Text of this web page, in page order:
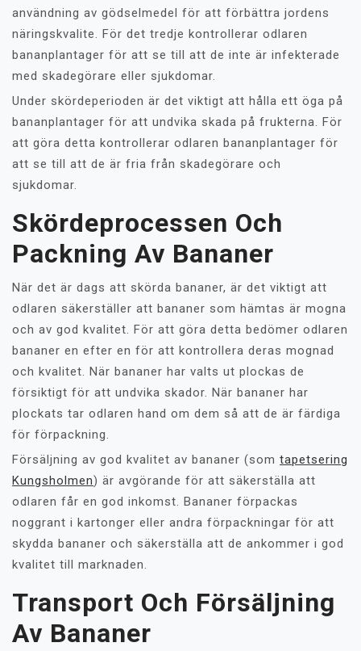
användning av gödselmedel för att förbättra jordens
näringskvalite. För det tredje kontrollerar odlaren
bananplantager för att se till att de inte är infekterade
med skadegörare eller sjukdomar.
Under skördeperioden är det viktigt att hålla ett öga på
bananplantager för att undvika skada på frukterna. För
att göra detta kontrollerar odlaren bananplantager för
att se till att de är fria från skadegörare och
sjukdomar.
Skördeprocessen Och
Packning Av Bananer
När det är dags att skörda bananer, är det viktigt att
odlaren säkerställer att bananer som hämtas är mogna
och av god kvalitet. För att göra detta bedömer odlaren
bananer en efter en för att kontrollera deras mognad
och kvalitet. När bananer har valts ut plockas de
försiktigt för att undvika skador. När bananer har
plockats tar odlaren hand om dem så att de är färdiga
för förpackning.
Försäljning av god kvalitet av bananer (som tapetsering
Kungsholmen) är avgörande för att säkerställa att
odlaren får en god inkomst. Bananer förpackas
noggrant i kartonger eller andra förpackningar för att
skydda bananer och säkerställa att de ankommer i god
kvalitet till marknaden.
Transport Och Försäljning
Av Bananer